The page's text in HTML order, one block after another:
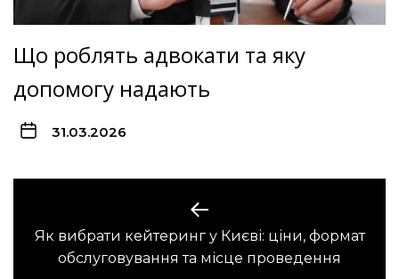
Що роблять адвокати та яку
допомогу надають
31.03.2026
по
записям
Предыдущая
запись:
Як вибрати кейтеринг у Києві: ціни, формат
обслуговування та місце проведення